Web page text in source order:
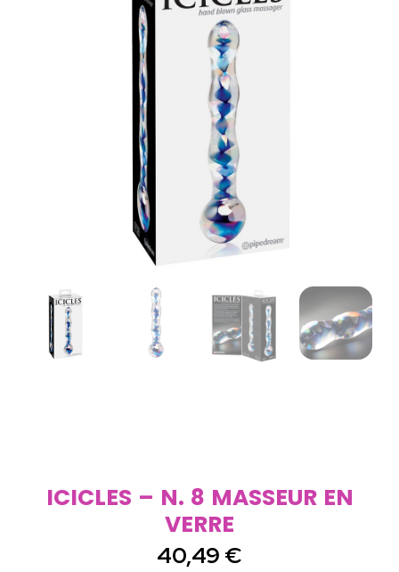
ICICLES – N. 8 MASSEUR EN
VERRE
40,49 €